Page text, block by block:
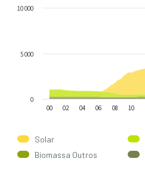
00 02 04 06 08 10
0
5 000
10 000
Solar
Biomassa Outros